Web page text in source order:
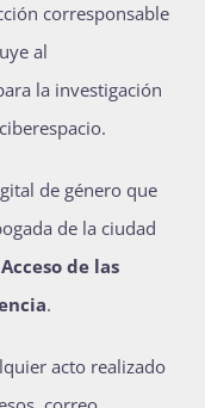
corresponsable
al
la investigación
de género que
de la ciudad
de las
.
acto realizado